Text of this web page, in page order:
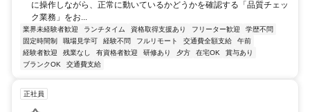
に操作しながら、正常に動いているかどうかを確認する「品質チェッ
ク業務」をお...
業界未経験者歓迎 ランチタイム 資格取得支援あり フリーター歓迎
学歴不問
固定時間制
職場見学可 経験不問 フルリモート 交通費全額支給
午前
経験者歓迎
残業なし 有資格者歓迎 研修あり 夕方 在宅OK
賞与あり
ブランクOK
交通費支給
正社員